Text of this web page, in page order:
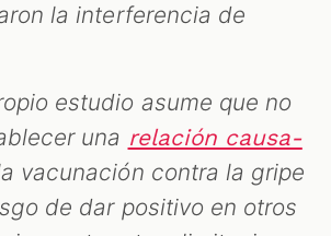
la interferencia de
estudio asume que no
una relación causa-
vacunación contra la gripe
de dar positivo en otros